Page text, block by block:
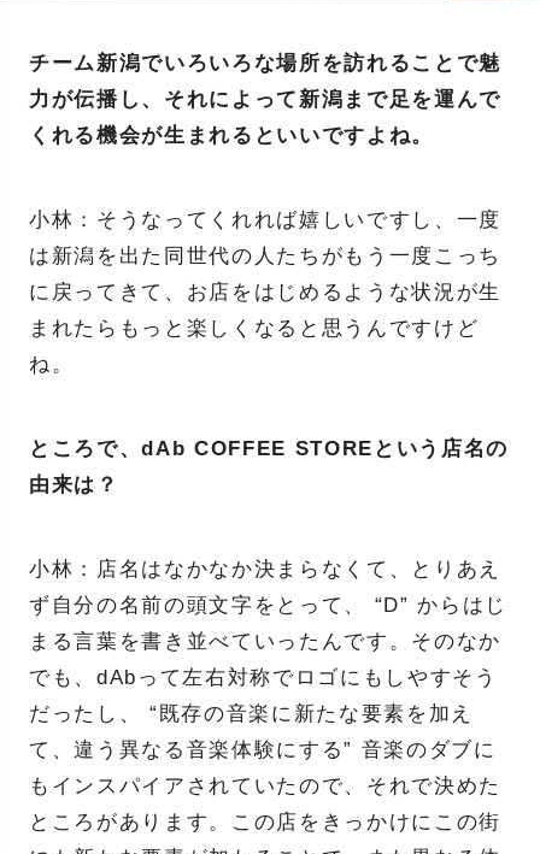
チーム新潟でいろいろな場所を訪れることで魅
力が伝播し、それによって新潟まで足を運んで
くれる機会が生まれるといいですよね。
小林：そうなってくれれば嬉しいですし、一度
は新潟を出た同世代の人たちがもう一度こっち
に戻ってきて、お店をはじめるような状況が生
まれたらもっと楽しくなると思うんですけど
ね。
ところで、dAb COFFEE STOREという店名の
由来は？
小林：店名はなかなか決まらなくて、とりあえ
ず自分の名前の頭文字をとって、 “D” からはじ
まる言葉を書き並べていったんです。そのなか
でも、dAbって左右対称でロゴにもしやすそう
だったし、 “既存の音楽に新たな要素を加え
て、違う異なる音楽体験にする” 音楽のダブに
もインスパイアされていたので、それで決めた
ところがあります。この店をきっかけにこの街